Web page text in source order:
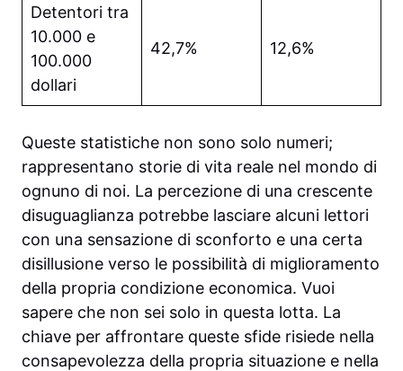
Detentori tra
10.000 e
100.000
dollari
42,7% 12,6%
Queste statistiche non sono solo numeri;
rappresentano storie di vita reale nel mondo di
ognuno di noi. La percezione di una crescente
disuguaglianza potrebbe lasciare alcuni lettori
con una sensazione di sconforto e una certa
disillusione verso le possibilità di miglioramento
della propria condizione economica. Vuoi
sapere che non sei solo in questa lotta. La
chiave per affrontare queste sfide risiede nella
consapevolezza della propria situazione e nella